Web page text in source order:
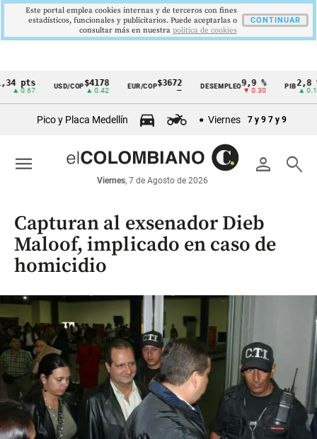
Cintillo
económicos
Colombia
USD/COP$4178
▲ 0.42
EUR/COP$3672
—
DESEMPLEO9,9 %
▼ 0.30
PIB 2,8 %
▲ 0.10
Pico y Placa Medellín Viernes 7 y 9 7 y 9
person search
Viernes, 7 de Agosto de 2026
menu
Capturan al exsenador Dieb
Maloof, implicado en caso de
homicidio
Este portal emplea cookies internas y de terceros con fines
estadísticos, funcionales y publicitarios. Puede aceptarlas o
consultar más en nuestra politica de cookies
CONTINUAR